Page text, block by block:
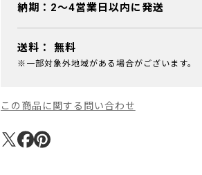
納期：2～4営業日以内に発送
送料： 無料
※一部対象外地域がある場合がございます。
この商品に関する問い合わせ